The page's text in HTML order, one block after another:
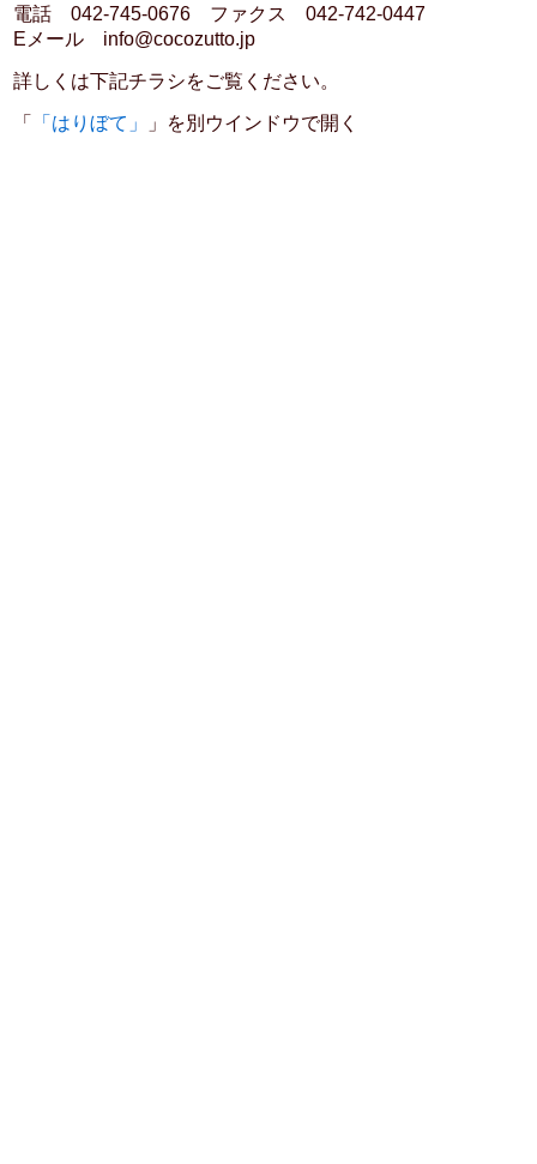
電話 042-745-0676 ファクス 042-742-0447
Eメール info@cocozutto.jp
詳しくは下記チラシをご覧ください。
「 「はりぼて」 」を別ウインドウで開く